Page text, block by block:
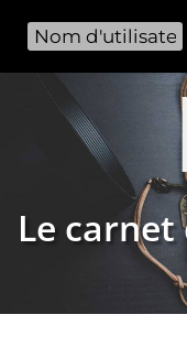
Le carnet